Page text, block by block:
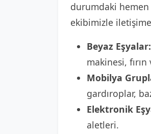
durumdaki
ekibimizle
Beyaz Eşyalar:
makinesi,
Mobilya
gardıroplar,
Elektronik
aletleri.